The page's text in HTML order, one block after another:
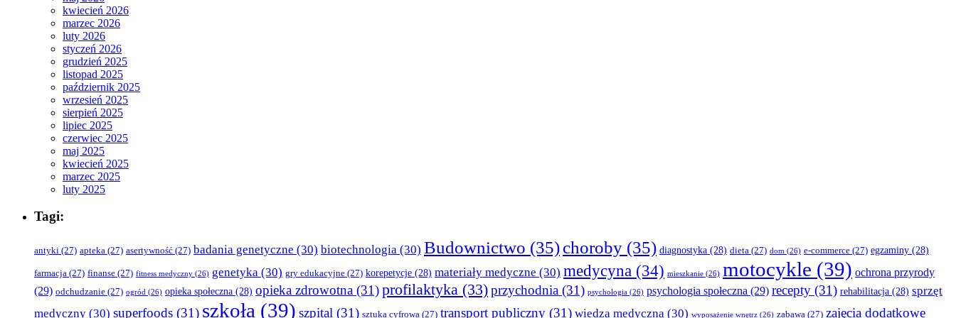
kwiecień 2026
marzec 2026
luty 2026
styczeń 2026
grudzień 2025
listopad 2025
październik 2025
wrzesień 2025
sierpień 2025
lipiec 2025
czerwiec 2025
maj 2025
kwiecień 2025
marzec 2025
luty 2025
Tagi:
antyki (27) apteka (27) asertywność (27) badania genetyczne (30) biotechnologia (30) Budownictwo (35)choroby (35) diagnostyka (28) dieta (27) dom (26) e-commerce (27) egzaminy (28)
farmacja (27) finanse (27) fitness medyczny (26) genetyka (30) gry edukacyjne (27) korepetycje (28) materiały medyczne (30) medycyna (34) mieszkanie (26) motocykle (39) ochrona przyrody
(29) odchudzanie (27) ogród (26) opieka społeczna (28) opieka zdrowotna (31)profilaktyka (33)przychodnia (31) psychologia (26) psychologia społeczna (29) recepty (31) rehabilitacja (28) sprzęt
medyczny (30) superfoods (31) szkoła (39) szpital (31) sztuka cyfrowa (27) transport publiczny (31) wiedza medyczna (30) wyposażenie wnętrz (26) zabawa (27) zajęcia dodatkowe